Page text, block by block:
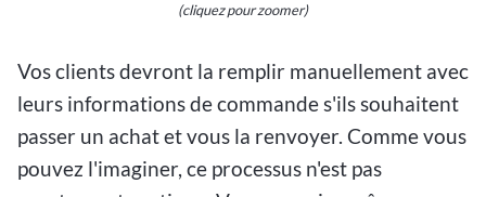
(cliquez pour zoomer)
Vos clients devront la remplir manuellement avec
leurs informations de commande s'ils souhaitent
passer un achat et vous la renvoyer. Comme vous
pouvez l'imaginer, ce processus n'est pas